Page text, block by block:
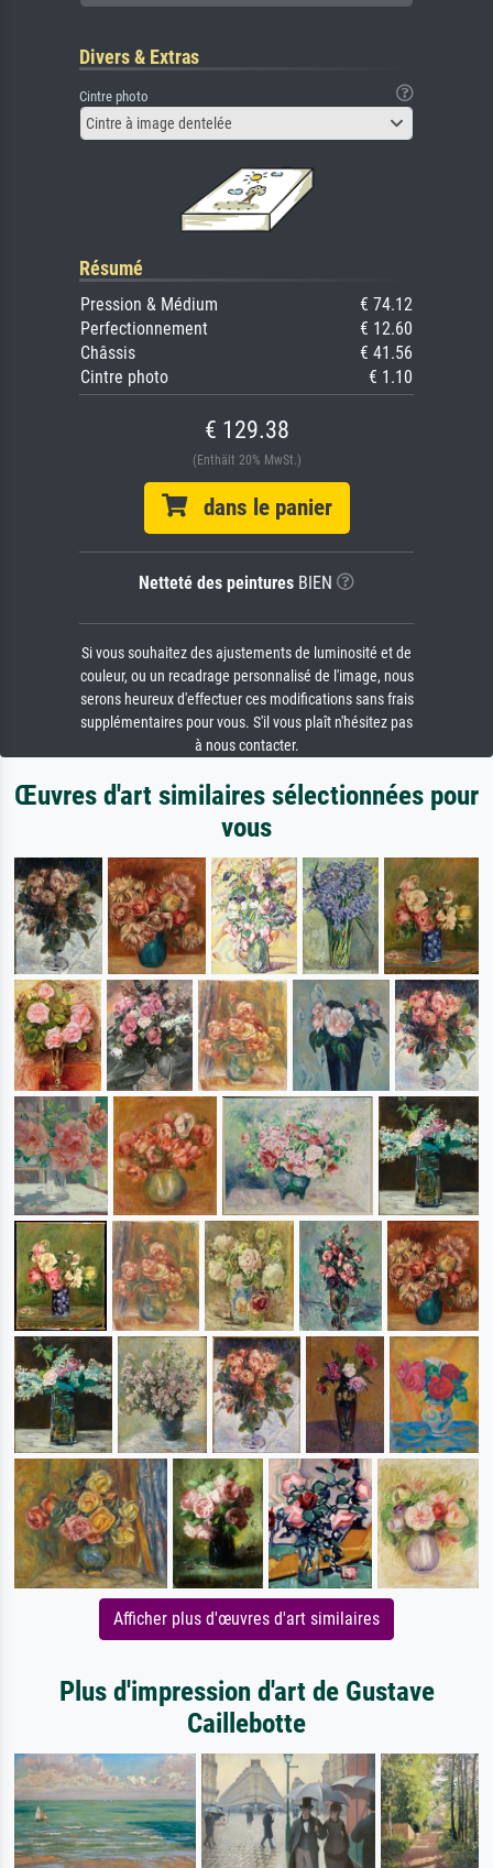
Divers & Extras
Cintre photo
Cintre à image dentelée
Résumé
Pression & Médium
€ 74.12
Perfectionnement
€ 12.60
Châssis
€ 41.56
Cintre photo
€ 1.10
€ 129.38
(Enthält 20% MwSt.)
dans le panier
Netteté des peintures BIEN
Si vous souhaitez des ajustements de luminosité et de
couleur, ou un recadrage personnalisé de l'image, nous
serons heureux d'effectuer ces modifications sans frais
supplémentaires pour vous. S'il vous plaît n'hésitez pas
à nous contacter.
Œuvres d'art similaires sélectionnées pour
vous
Afficher plus d'œuvres d'art similaires
Plus d'impression d'art de Gustave
Caillebotte